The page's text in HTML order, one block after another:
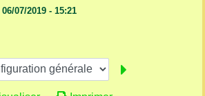
06/07/2019 - 15:21